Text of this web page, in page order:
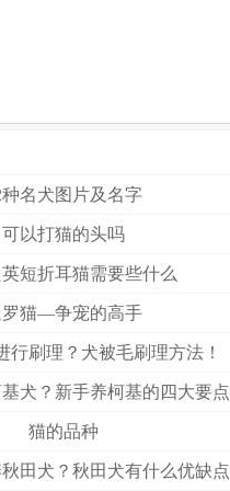
种名犬图片及名字
可以打猫的头吗
短折耳猫需要些什么
猫—争宠的高手
行刷理？犬被毛刷理方法！
犬？新手养柯基的四大要点
猫的品种
田犬？秋田犬有什么优缺点